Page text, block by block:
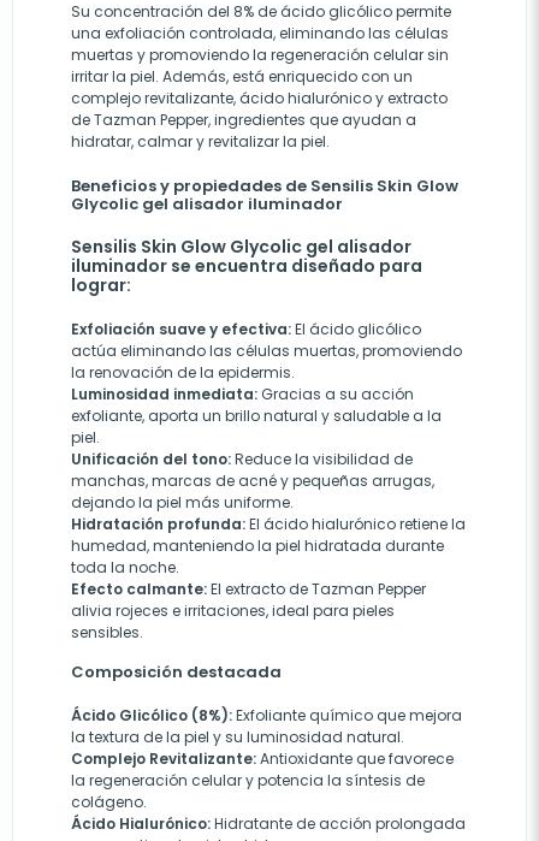
Su concentración del 8% de ácido glicólico permite
una exfoliación controlada, eliminando las células
muertas y promoviendo la regeneración celular sin
irritar la piel. Además, está enriquecido con un
complejo revitalizante, ácido hialurónico y extracto
de Tazman Pepper, ingredientes que ayudan a
hidratar, calmar y revitalizar la piel.
Beneficios y propiedades de Sensilis Skin Glow
Glycolic gel alisador iluminador
Sensilis Skin Glow Glycolic gel alisador
iluminador se encuentra diseñado para
lograr:
Exfoliación suave y efectiva:El ácido glicólico
actúa eliminando las células muertas, promoviendo
la renovación de la epidermis.
Luminosidad inmediata: Gracias a su acción
exfoliante, aporta un brillo natural y saludable a la
piel.
Unificación del tono:Reduce la visibilidad de
manchas, marcas de acné y pequeñas arrugas,
dejando la piel más uniforme.
Hidratación profunda:El ácido hialurónico retiene la
humedad, manteniendo la piel hidratada durante
toda la noche.
Efecto calmante:El extracto de Tazman Pepper
alivia rojeces e irritaciones, ideal para pieles
sensibles.
Composición destacada
Ácido Glicólico (8%):Exfoliante químico que mejora
la textura de la piel y su luminosidad natural.
Complejo Revitalizante:Antioxidante que favorece
la regeneración celular y potencia la síntesis de
colágeno.
Ácido Hialurónico:Hidratante de acción prolongada